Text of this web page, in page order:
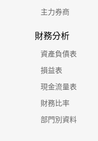
主力券商
財務分析
資產負債表
損益表
現金流量表
財務比率
部門別資料